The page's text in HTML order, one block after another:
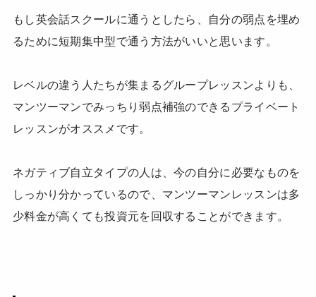
もし英会話スクールに通うとしたら、自分の弱点を埋め
るために短期集中型で通う方法がいいと思います。
レベルの違う人たちが集まるグループレッスンよりも、
マンツーマンでみっちり弱点補強のできるプライベート
レッスンがオススメです。
ネガティブ自立タイプの人は、今の自分に必要なものを
しっかり分かっているので、マンツーマンレッスンは多
少料金が高くても投資元を回収することができます。